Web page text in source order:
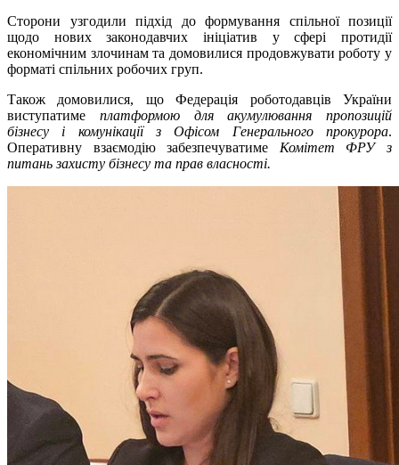
Сторони узгодили підхід до формування спільної позиції
щодо нових законодавчих ініціатив у сфері протидії
економічним злочинам та домовилися продовжувати роботу у
форматі спільних робочих груп.
Також домовилися, що Федерація роботодавців України
виступатиме платформою для акумулювання пропозицій
бізнесу і комунікації з Офісом Генерального прокурора.
Оперативну взаємодію забезпечуватиме Комітет ФРУ з
питань захисту бізнесу та прав власності.